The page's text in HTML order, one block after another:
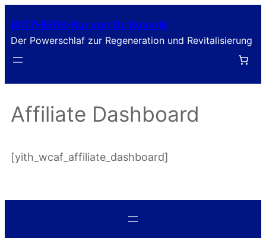
Inhalt
springen
BIOTHERIK-Kur von Dr. Kovarik
Der Powerschlaf zur Regeneration und Revitalisierung
Affiliate Dashboard
[yith_wcaf_affiliate_dashboard]